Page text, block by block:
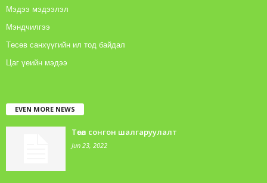
Мэдээ мэдээлэл
Мэндчилгээ
Төсөв санхүүгийн ил тод байдал
Цаг үеийн мэдээ
EVEN MORE NEWS
Төсөл сонгон шалгаруулалт
Jun 23, 2022